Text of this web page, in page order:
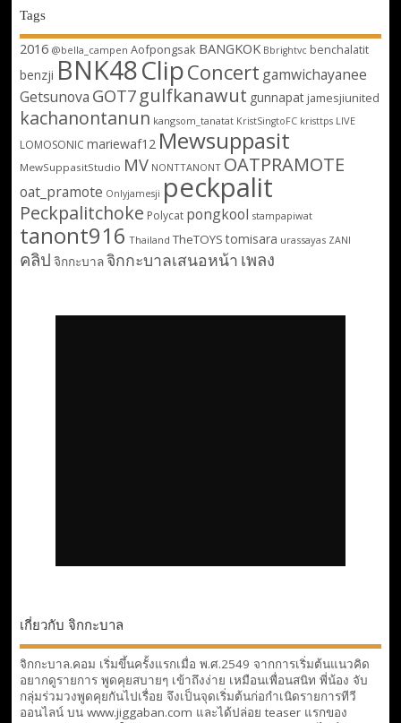
Tags
2016 @bella_campen Aofpongsak BANGKOK Bbrightvc benchalatit
benzji BNK48ClipConcert gamwichayanee
Getsunova GOT7gulfkanawut gunnapat jamesjiunited
kachanontanun kangsom_tanatat KristSingtoFC kristtps LIVE
LOMOSONIC mariewaf12 Mewsuppasit
MewSuppasitStudio MV NONTTANONT OATPRAMOTE
oat_pramote Onlyjamesji peckpalit
Peckpalitchoke Polycat pongkool stampapiwat
tanont916 Thailand TheTOYS tomisara urassayas ZANI
คลิป จิกกะบาลจิกกะบาลเสนอหน้า เพลง
เกี่ยวกับ จิกกะบาล
จิกกะบาล.คอม เริ่มขึ้นครั้งแรกเมื่อ พ.ศ.2549 จากการเริ่มต้นแนวคิด
อยากดูรายการ พูดคุยสบายๆ เข้าถึงง่าย เหมือนเพื่อนสนิท พี่น้อง จับ
กลุ่มร่วมวงพูดคุยกันไปเรื่อย จึงเป็นจุดเริ่มต้นก่อกำเนิดรายการทีวี
ออนไลน์ บน www.jiggaban.com และได้ปล่อย teaser แรกของ